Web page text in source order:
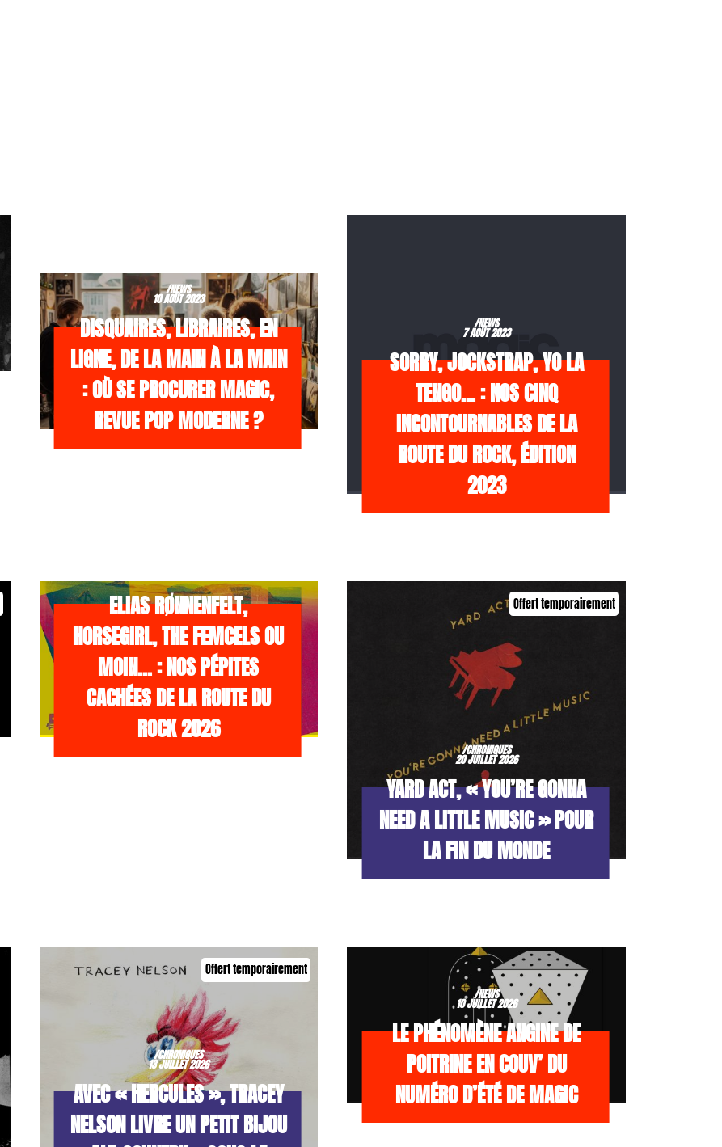
/NEWS
10 AOÛT 2023
DISQUAIRES, LIBRAIRES, EN
LIGNE, DE LA MAIN À LA MAIN
: OÙ SE PROCURER MAGIC,
REVUE POP MODERNE ?
/NEWS
7 AOÛT 2023
SORRY, JOCKSTRAP, YO LA
TENGO… : NOS CINQ
INCONTOURNABLES DE LA
ROUTE DU ROCK, ÉDITION
2023
ELIAS RØNNENFELT,
HORSEGIRL, THE FEMCELS OU
MOIN… : NOS PÉPITES
CACHÉES DE LA ROUTE DU
ROCK 2026
Offert temporairement
/CHRONIQUES
20 JUILLET 2026
YARD ACT, « YOU’RE GONNA
NEED A LITTLE MUSIC » POUR
LA FIN DU MONDE
Offert temporairement
/CHRONIQUES
13 JUILLET 2026
AVEC « HERCULES », TRACEY
NELSON LIVRE UN PETIT BIJOU
/NEWS
10 JUILLET 2026
LE PHÉNOMÈNE ANGINE DE
POITRINE EN COUV’ DU
NUMÉRO D’ÉTÉ DE MAGIC